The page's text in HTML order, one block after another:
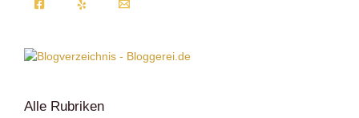
Alle Rubriken